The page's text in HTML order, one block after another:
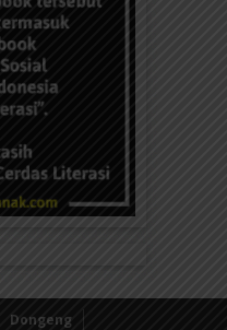
Dongeng